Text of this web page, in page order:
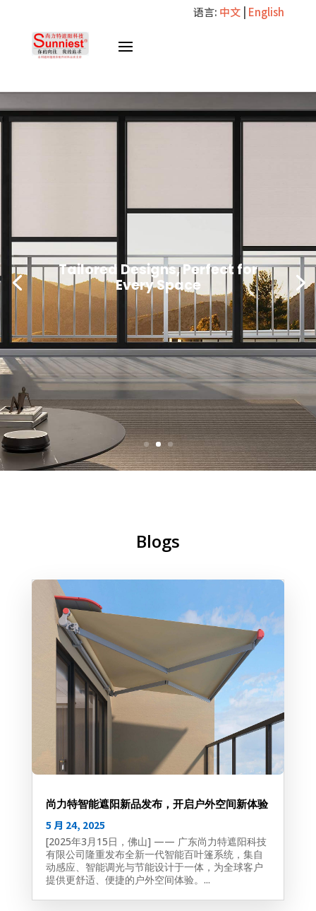
语言: 中文 English
Tailored Designs, Perfect for
Every Space
Blogs
尚力特智能遮阳新品发布，开启户外空间新体验
5 月 24, 2025
[2025年3月15日，佛山] —— 广东尚力特遮阳科技
有限公司隆重发布全新一代智能百叶篷系统，集自
动感应、智能调光与节能设计于一体，为全球客户
提供更舒适、便捷的户外空间体验。...